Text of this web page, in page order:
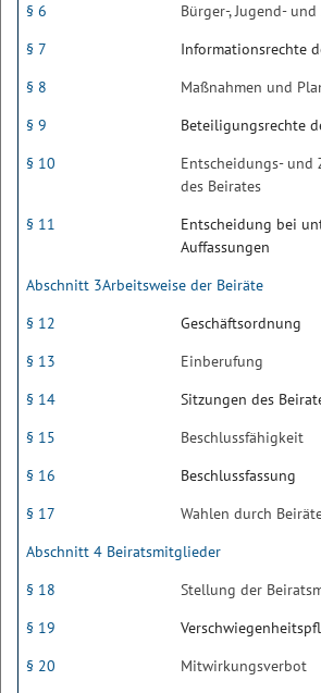
§ 6
Bürger-, Jugend-
§ 7
Informationsrechte
§ 8
Maßnahmen und
§ 9
Beteiligungsrechte
§ 10
Entscheidungs- und
des Beirates
§ 11
Entscheidung bei
Auffassungen
Abschnitt 3Arbeitsweise der Beiräte
§ 12
Geschäftsordnung
§ 13
Einberufung
§ 14
Sitzungen des
§ 15
Beschlussfähigkeit
§ 16
Beschlussfassung
§ 17
Wahlen durch
Abschnitt 4 Beiratsmitglieder
§ 18
Stellung der
§ 19
§ 20
Mitwirkungsverbot